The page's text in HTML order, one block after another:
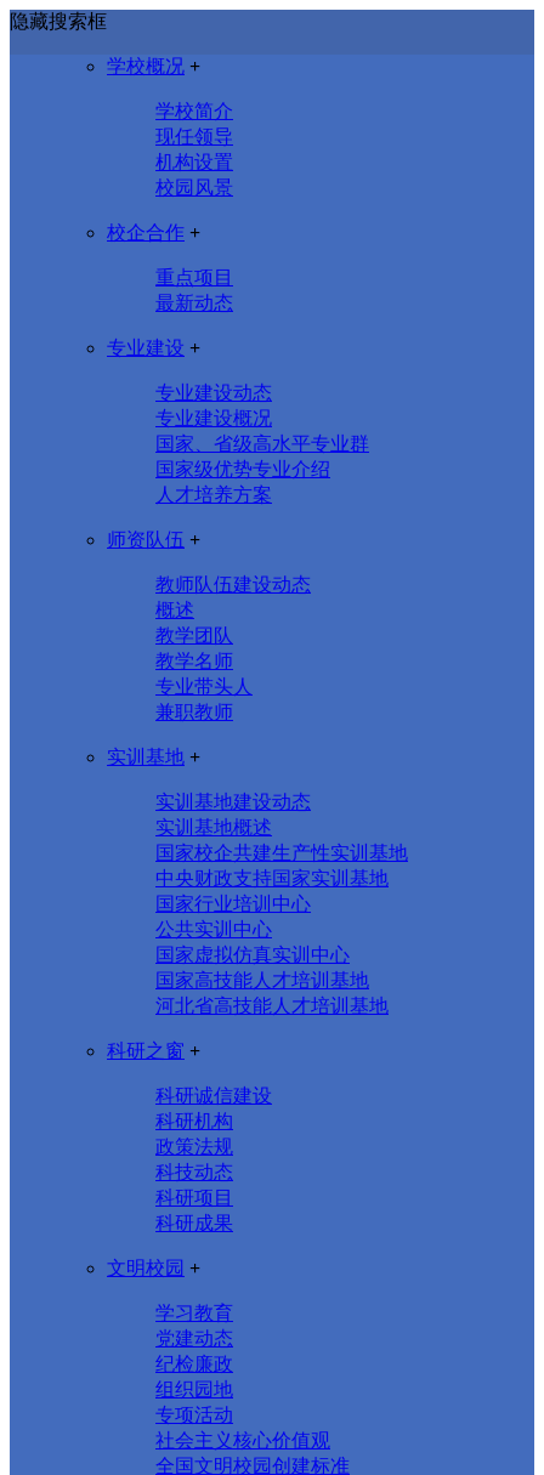
隐藏搜索框
学校概况 +
学校简介
现任领导
机构设置
校园风景
校企合作 +
重点项目
最新动态
专业建设 +
专业建设动态
专业建设概况
国家、省级高水平专业群
国家级优势专业介绍
人才培养方案
师资队伍 +
教师队伍建设动态
概述
教学团队
教学名师
专业带头人
兼职教师
实训基地 +
实训基地建设动态
实训基地概述
国家校企共建生产性实训基地
中央财政支持国家实训基地
国家行业培训中心
公共实训中心
国家虚拟仿真实训中心
国家高技能人才培训基地
河北省高技能人才培训基地
科研之窗 +
科研诚信建设
科研机构
政策法规
科技动态
科研项目
科研成果
文明校园 +
学习教育
党建动态
纪检廉政
组织园地
专项活动
社会主义核心价值观
全国文明校园创建标准